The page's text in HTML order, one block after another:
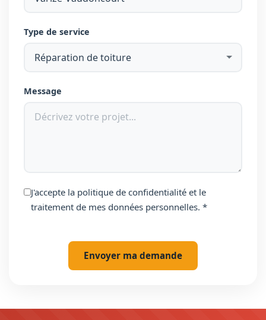
Type de service
Message
J'accepte la politique de confidentialitéet le
traitement de mes données personnelles. *
Envoyer ma demande